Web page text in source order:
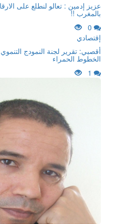
عزيز إدمين : تعالو لنطلع على
بالمغرب !!
0
إقتصادي
أقصبي: تقرير لجنة النمودج
الخطوط الحمراء
1